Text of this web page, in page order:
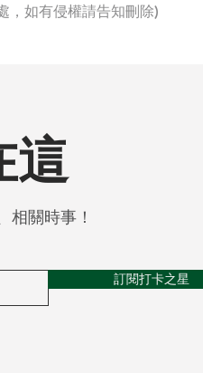
，如有侵權請告知刪除)
這
相關時事！
訂閱打卡之星